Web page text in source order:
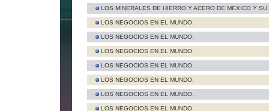
LOS MINERALES DE HIERRO Y ACERO DE MEXICO Y
LOS NEGOCIOS EN EL MUNDO.
LOS NEGOCIOS EN EL MUNDO.
LOS NEGOCIOS EN EL MUNDO.
LOS NEGOCIOS EN EL MUNDO.
LOS NEGOCIOS EN EL MUNDO.
LOS NEGOCIOS EN EL MUNDO.
LOS NEGOCIOS EN EL MUNDO.